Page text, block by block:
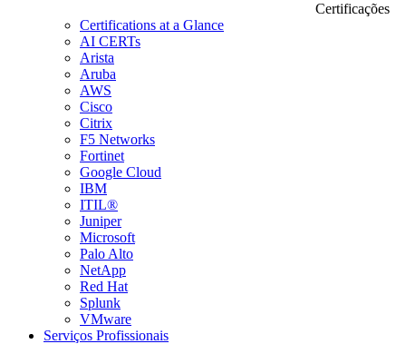
Certificações
Certifications at a Glance
AI CERTs
Arista
Aruba
AWS
Cisco
Citrix
F5 Networks
Fortinet
Google Cloud
IBM
ITIL®
Juniper
Microsoft
Palo Alto
NetApp
Red Hat
Splunk
VMware
Serviços Profissionais